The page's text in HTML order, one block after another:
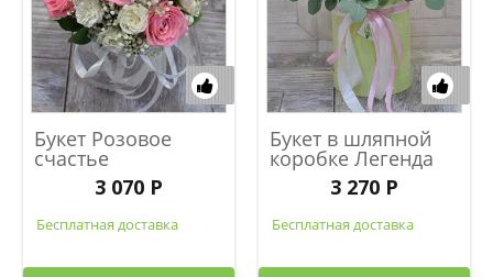
Букет Розовое
счастье
3 070 Р
Бесплатная доставка
Букет в шляпной
коробке Легенда
3 270 Р
Бесплатная доставка